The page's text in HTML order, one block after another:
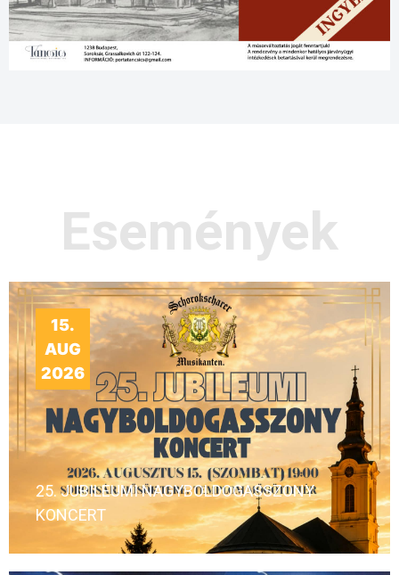
Események
15.
AUG
2026
25. JUBILEUMI NAGYBOLDOGASSZONY
KONCERT